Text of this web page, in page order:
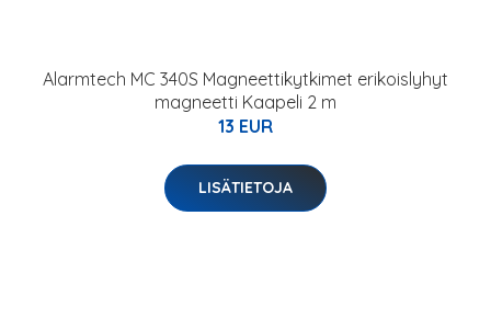
Alarmtech MC 340S Magneettikytkimet erikoislyhyt
magneetti Kaapeli 2 m
13 EUR
LISÄTIETOJA